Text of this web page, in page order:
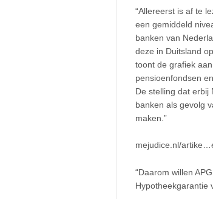
“Allereerst is af te
een gemiddeld
banken van
deze in Duitsland
toont de grafiek
pensioenfondsen
De stelling dat erbij
banken als gevolg
maken.”
mejudice.nl/
“Daarom willen
Hypotheekgarantie